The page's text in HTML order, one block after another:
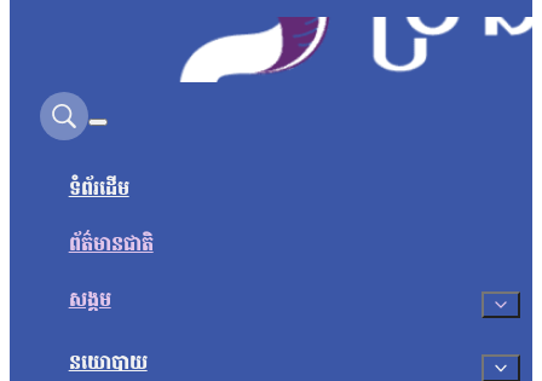
Search on this site
ទំព័រដើម
ព័ត៌មានជាតិ
សង្គម
នយោបាយ